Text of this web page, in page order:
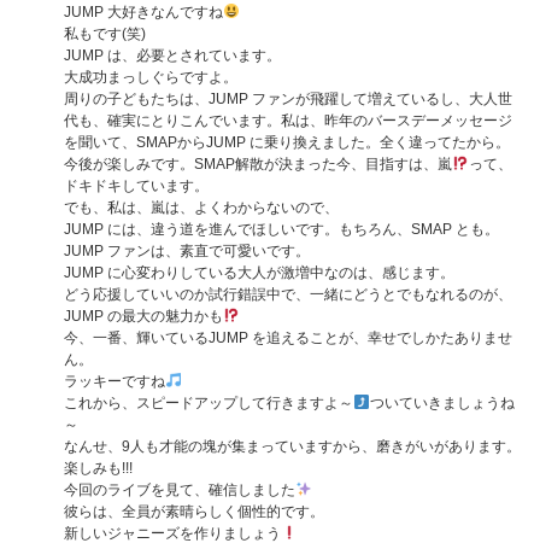
JUMP 大好きなんですね
私もです(笑)
JUMP は、必要とされています。
大成功まっしぐらですよ。
周りの子どもたちは、JUMP ファンが飛躍して増えているし、大人世
代も、確実にとりこんでいます。私は、昨年のバースデーメッセージ
を聞いて、SMAPからJUMP に乗り換えました。全く違ってたから。
今後が楽しみです。SMAP解散が決まった今、目指すは、嵐
って、
ドキドキしています。
でも、私は、嵐は、よくわからないので、
JUMP には、違う道を進んでほしいです。もちろん、SMAP とも。
JUMP ファンは、素直で可愛いです。
JUMP に心変わりしている大人が激増中なのは、感じます。
どう応援していいのか試行錯誤中で、一緒にどうとでもなれるのが、
JUMP の最大の魅力かも
今、一番、輝いているJUMP を追えることが、幸せでしかたありませ
ん。
ラッキーですね
これから、スピードアップして行きますよ～
ついていきましょうね
～
なんせ、9人も才能の塊が集まっていますから、磨きがいがあります。
楽しみも!!!
今回のライブを見て、確信しました
彼らは、全員が素晴らしく個性的です。
新しいジャニーズを作りましょう